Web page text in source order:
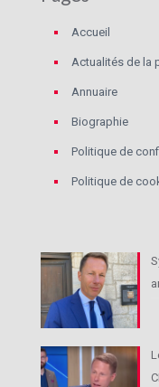
Accueil
Actualités de la
Annuaire
Biographie
Politique de
Politique de